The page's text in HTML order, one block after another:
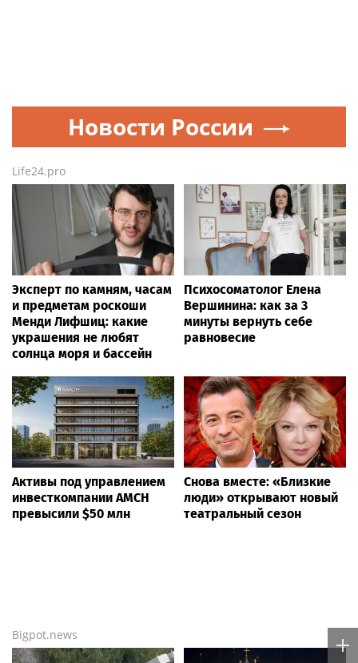
Новости России
Life24.pro
Эксперт по камням, часам
и предметам роскоши
Менди Лифшиц: какие
украшения не любят
солнца моря и бассейн
Психосоматолог Елена
Вершинина: как за 3
минуты вернуть себе
равновесие
Активы под управлением
инвесткомпании AMCH
превысили $50 млн
Снова вместе: «Близкие
люди» открывают новый
театральный сезон
Bigpot.news